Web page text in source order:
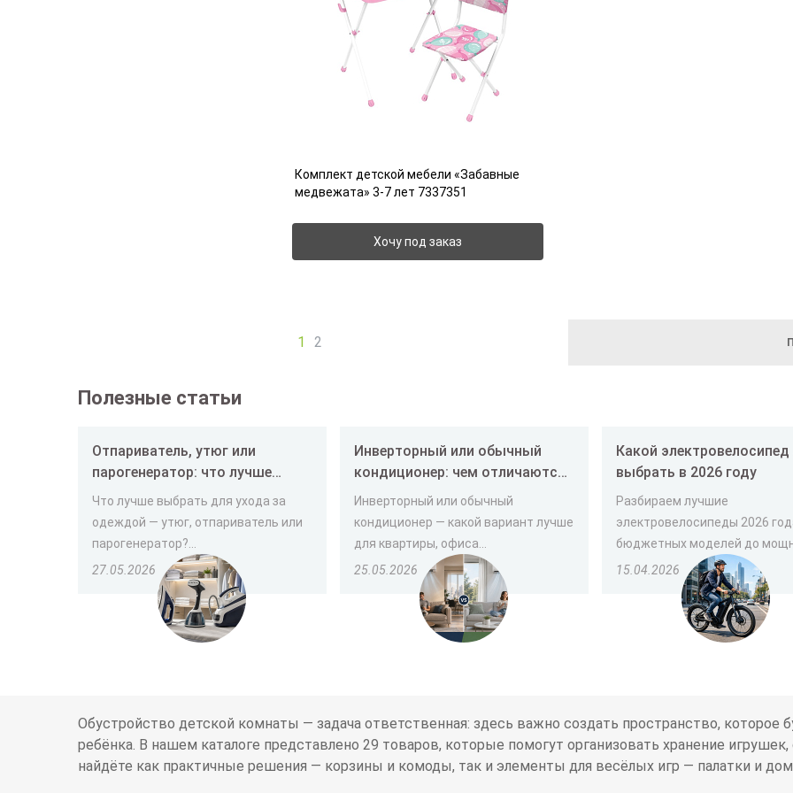
Комплект детской мебели «Забавные
медвежата» 3-7 лет 7337351
Хочу под заказ
1 2
Полезные статьи
Отпариватель, утюг или
парогенератор: что лучше
выбрать
Что лучше выбрать для ухода за
одеждой — утюг, отпариватель или
парогенератор?...
27.05.2026
Инверторный или обычный
кондиционер: чем отличаются
и какой лучше выбрать
Инверторный или обычный
кондиционер — какой вариант лучше
для квартиры, офиса...
25.05.2026
Какой электровелосипед лучше
выбрать в 2026 году
Разбираем лучшие
электровелосипеды 2026
бюджетных моделей до
15.04.2026
Обустройство детской комнаты — задача ответственная: здесь важно создать пространство,
ребёнка. В нашем каталоге представлено 29 товаров, которые помогут организовать хранение
найдёте как практичные решения — корзины и комоды, так и элементы для весёлых игр — палатки и